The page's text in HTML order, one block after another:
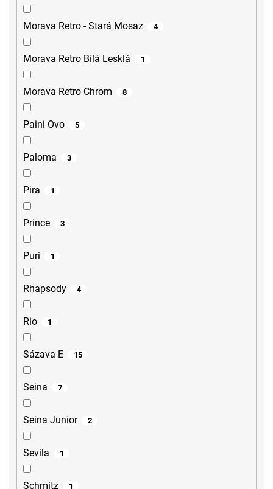
Morava Retro - Stará Mosaz 4
Morava Retro Bílá Lesklá 1
Morava Retro Chrom 8
Paini Ovo 5
Paloma 3
Pira 1
Prince 3
Puri 1
Rhapsody 4
Rio 1
Sázava E 15
Seina 7
Seina Junior 2
Sevila 1
Schmitz 1